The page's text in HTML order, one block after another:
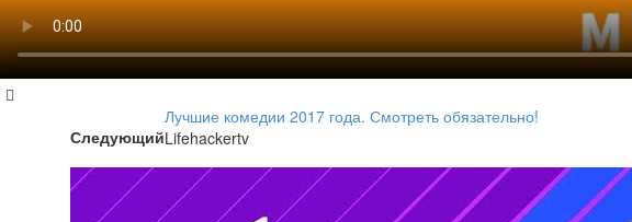
Следующий
Лучшие комедии 2017 года. Смотреть обязательно!
Lifehackertv